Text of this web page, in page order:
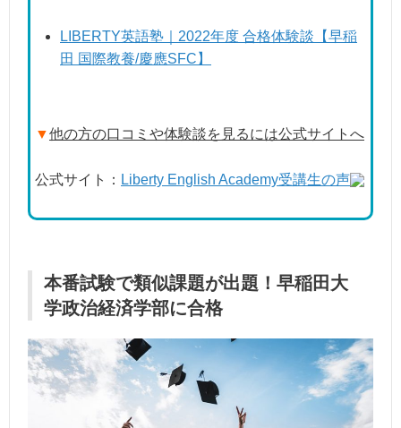
LIBERTY英語塾｜2022年度 合格体験談【早稲
田 国際教養/慶應SFC】
▼他の方の口コミや体験談を見るには公式サイトへ
公式サイト： Liberty English Academy受講生の声
本番試験で類似課題が出題！早稲田大
学政治経済学部に合格